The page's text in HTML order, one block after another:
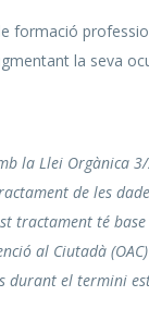
formació
la seva
la Llei Orgànica
de les
tractament té
al Ciutadà
durant el termini